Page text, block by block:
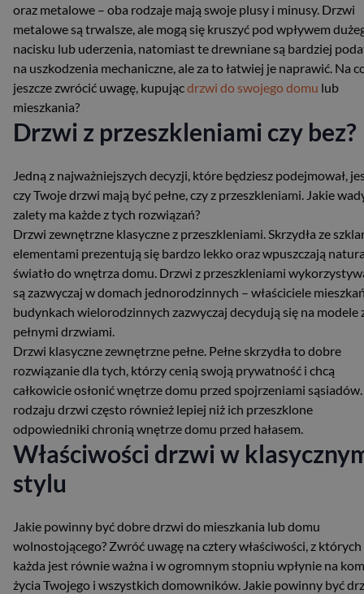
oraz metalowe – oba rodzaje mają swoje plusy i minusy. Drzwi
metalowe są trwalsze, ale mogą się kruszyć pod wpływem
nacisku lub uderzenia, natomiast te drewniane są bardziej
na uszkodzenia mechaniczne, ale za to łatwiej je naprawić. Na
jeszcze zwrócić uwagę, kupującdrzwi do swojego domu lub
mieszkania?
Drzwi z przeszkleniami czy bez?
Jedną z najważniejszych decyzji, które będziesz podejmował,
czy Twoje drzwi mają być pełne, czy z przeszkleniami. Jakie
zalety ma każde z tych rozwiązań?
Drzwi zewnętrzne klasyczne z przeszkleniami. Skrzydła ze
elementami prezentują się bardzo lekko oraz wpuszczają
światło do wnętrza domu. Drzwi z przeszkleniami
są zazwyczaj w domach jednorodzinnych – właściciele
budynkach wielorodzinnych zazwyczaj decydują się na modele
pełnymi drzwiami.
Drzwi klasyczne zewnętrzne pełne. Pełne skrzydła to dobre
rozwiązanie dla tych, którzy cenią swoją prywatność i chcą
całkowicie osłonić wnętrze domu przed spojrzeniami sąsiadów.
rodzaju drzwi często również lepiej niż ich przeszklone
odpowiedniki chronią wnętrze domu przed hałasem.
Właściwości drzwi w
stylu
Jakie powinny być dobre drzwi do mieszkania lub domu
wolnostojącego? Zwróć uwagę na cztery właściwości, z których
każda jest równie ważna i w ogromnym stopniu wpłynie na
życia Twojego i wszystkich domowników. Jakie powinny być